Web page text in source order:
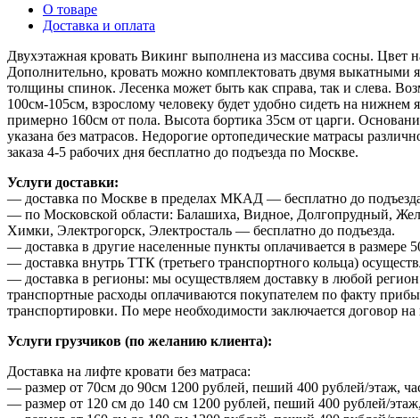
О товаре
Доставка и оплата
Двухэтажная кровать Викинг выполнена из массива сосны. Цвет
Дополнительно, кровать можно комплектовать двумя
толщины спинок. Лесенка может быть как справа, так и слева.
100см-105см, взрослому человеку будет удобно сидеть на
примерно 160см от пола. Высота бортика 35см от царги.
указана без матрасов. Недорогие ортопедические матрасы
заказа 4-5 рабочих дня бесплатно до подъезда по Москве.
Услуги доставки:
— доставка по Москве в пределах МКАД — бесплатно до
— по Московской области: Балашиха, Видное, Долгопрудный,
Химки, Электрогорск, Электросталь — бесплатно до подъезда.
— доставка в другие населенные пункты оплачивается в
— доставка внутрь ТТК (третьего транспортного кольца)
— доставка в регионы: мы осуществляем доставку в любой
транспортные расходы оплачиваются покупателем по факту
транспортировки. По мере необходимости заключается договор на
Услуги грузчиков (по желанию клиента):
Доставка на лифте кровати без матраса:
— размер от 70см до 90см 1200 рублей, пеший 400 рублей/этаж,
— размер от 120 см до 140 см 1200 рублей, пеший 400 рублей/